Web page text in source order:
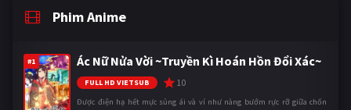
Phim Anime
#1 Ác Nữ Nửa Vời ~Truyền Kì Hoán Hồn Đổi Xác~
FULL HD VIETSUB 10
Được điện hạ hết mực sủng ái và ví như nàng bướm rực rỡ giữa chốn